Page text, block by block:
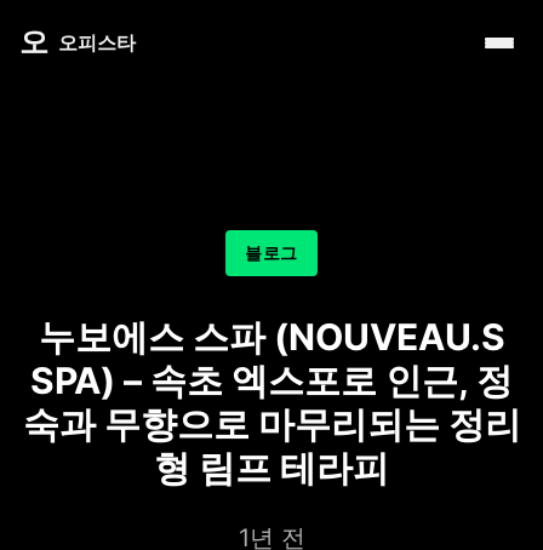
오 오피스타
따뜻한 쉼, 국내 프리미엄 온천 9선
온천의 여운을 정리하는 법 – 전국 온천 후 프리미엄 마사
분위기를 기억하는 법 – 감성 컨셉 데이트 6가지
은근한 끌림을 만드는 법 – 감각적인 무드 데이트 5가지
찜질스파
워터스파
프라이빗 스파
마사지
예약전 정보 5가지
블로그
누보에스 스파 (NOUVEAU.S
SPA) – 속초 엑스포로 인근, 정
숙과 무향으로 마무리되는 정리
형 림프 테라피
1년 전